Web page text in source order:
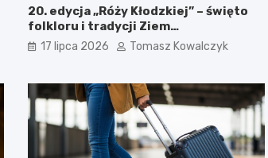
20. edycja „Róży Kłodzkiej” – święto
folkloru i tradycji Ziem
Pogranicznych
17 lipca 2026 Tomasz Kowalczyk